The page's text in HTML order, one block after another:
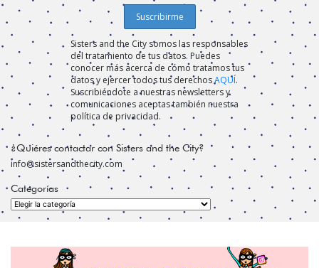
Sisters and the City somos las responsables
del tratamiento de tus datos. Puedes
conocer más acerca de cómo tratamos tus
datos y ejercer todos tus derechosAQUÍ.
Suscribiéndote a nuestras newsletters y
comunicaciones aceptas también nuestra
política de privacidad.
¿Quiéres contactar con Sisters and the City?
info@sistersandthecity.com
Categorías
Categorías